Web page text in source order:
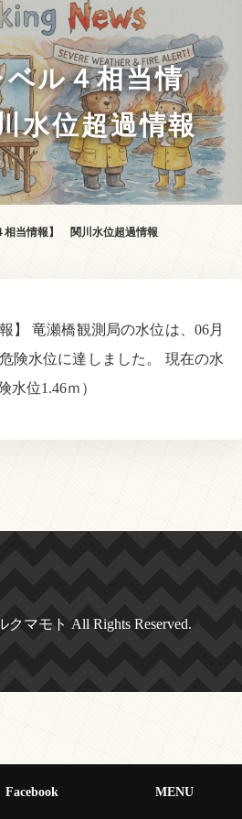
ベル４相当情
水位超過情報
相当情報】 関川水位超過情報
】 竜瀬橋観測局の水位は、06月
険水位に達しました。 現在の水
位1.46ｍ）
クマモト All Rights Reserved.
Facebook MENU